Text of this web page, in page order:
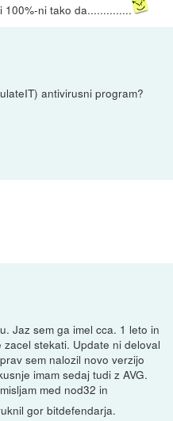
100%-ni tako da..............
antivirusni program?
Jaz sem ga imel cca. 1 leto in
stekati. Update ni deloval
sem nalozil novo verzijo
imam sedaj tudi z AVG.
med nod32 in
gor bitdefendarja.